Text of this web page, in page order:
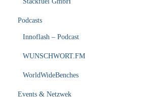
Podcasts
Innoflash – Podcast
WUNSCHWORT.FM
WorldWideBenches
Events & Netzwek